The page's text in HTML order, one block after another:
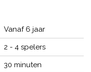
Vanaf 6 jaar
2 - 4 spelers
30 minuten